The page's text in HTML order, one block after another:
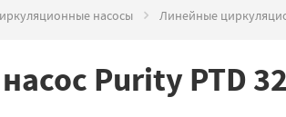
насосы Линейные
Purity PTD